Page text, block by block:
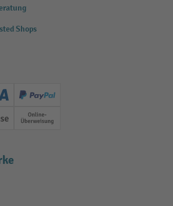
Shops
(Visa)
PayPal
Online-Überweisung